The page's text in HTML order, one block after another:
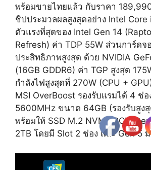
พร้อมขายไทยแล้ว กับราคา
ชิปประมวลผลสูงสุดอย่าง Intel
ตัวแรงที่สุดของ Intel Gen 14
Refresh) ค่า TDP 55W ส่วนการ์ดจ
ประสิทธิภาพสูงสุด ด้วย NVIDIA
(16GB GDDR6) ​ค่า TGP สูงสุด
กำลังไฟสูงสุดที่ 270W (CPU +
MSI OverBoost รองรับแรมได้ 4 ช่อ
5600MHz ขนาด 64GB (รองรับสูง
พร้อมให้ SSD M.2 NVMe PCIe
2TB โดยมี Slot 2 ช่อง และ Gen 5